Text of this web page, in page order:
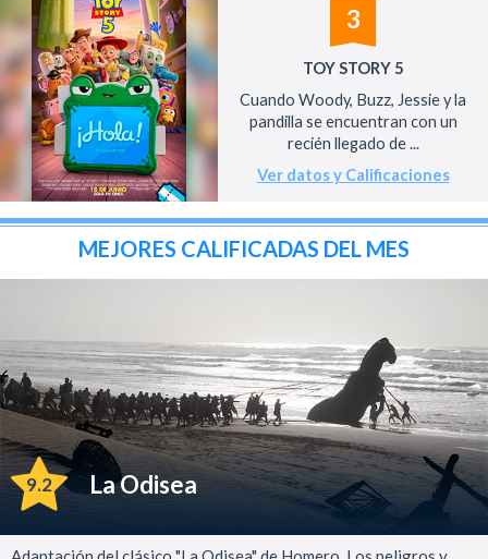
3
TOY STORY 5
Cuando Woody, Buzz, Jessie y la
pandilla se encuentran con un
recién llegado de ...
Ver datos y Calificaciones
MEJORES CALIFICADAS DEL MES
9.2 La Odisea